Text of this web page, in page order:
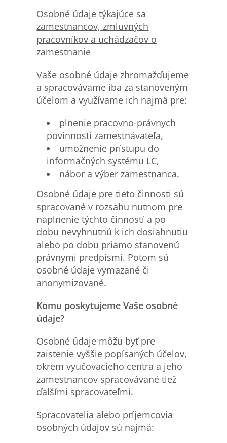
Osobné údaje týkajúce sa
zamestnancov, zmluvných
pracovníkov a uchádzačov o
zamestnanie
Vaše osobné údaje zhromažďujeme
a spracovávame iba za stanoveným
účelom a využívame ich najmä pre:
plnenie pracovno-právnych
povinností zamestnávateľa,
umožnenie prístupu do
informačných systému LC,
nábor a výber zamestnanca.
Osobné údaje pre tieto činnosti sú
spracované v rozsahu nutnom pre
naplnenie týchto činností a po
dobu nevyhnutnú k ich dosiahnutiu
alebo po dobu priamo stanovenú
právnymi predpismi. Potom sú
osobné údaje vymazané či
anonymizované.
Komu poskytujeme Vaše osobné
údaje?
Osobné údaje môžu byť pre
zaistenie vyššie popísaných účelov,
okrem vyučovacieho centra a jeho
zamestnancov spracovávané tiež
ďalšími spracovateľmi.
Spracovatelia alebo príjemcovia
osobných údajov sú najmä: